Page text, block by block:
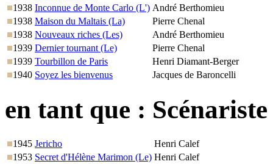
1938 Inconnue de Monte Carlo (L') André Berthomieu
1938 Maison du Maltais (La)
Pierre Chenal
1938 Nouveaux riches (Les)
André Berthomieu
1939 Dernier tournant (Le)
Pierre Chenal
1939 Tourbillon de Paris
Henri Diamant-Berger
1940 Soyez les bienvenus Jacques de Baroncelli
en tant que : Scénariste
1945 Jericho
Henri Calef
1953 Secret d'Hélène Marimon (Le) Henri Calef